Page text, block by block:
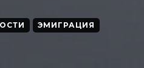
ЭМИГРАЦИЯ